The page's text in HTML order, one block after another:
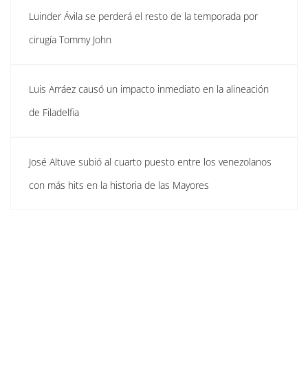
Luinder Ávila se perderá el resto de la temporada por
cirugía Tommy John
Luis Arráez causó un impacto inmediato en la alineación
de Filadelfia
José Altuve subió al cuarto puesto entre los venezolanos
con más hits en la historia de las Mayores